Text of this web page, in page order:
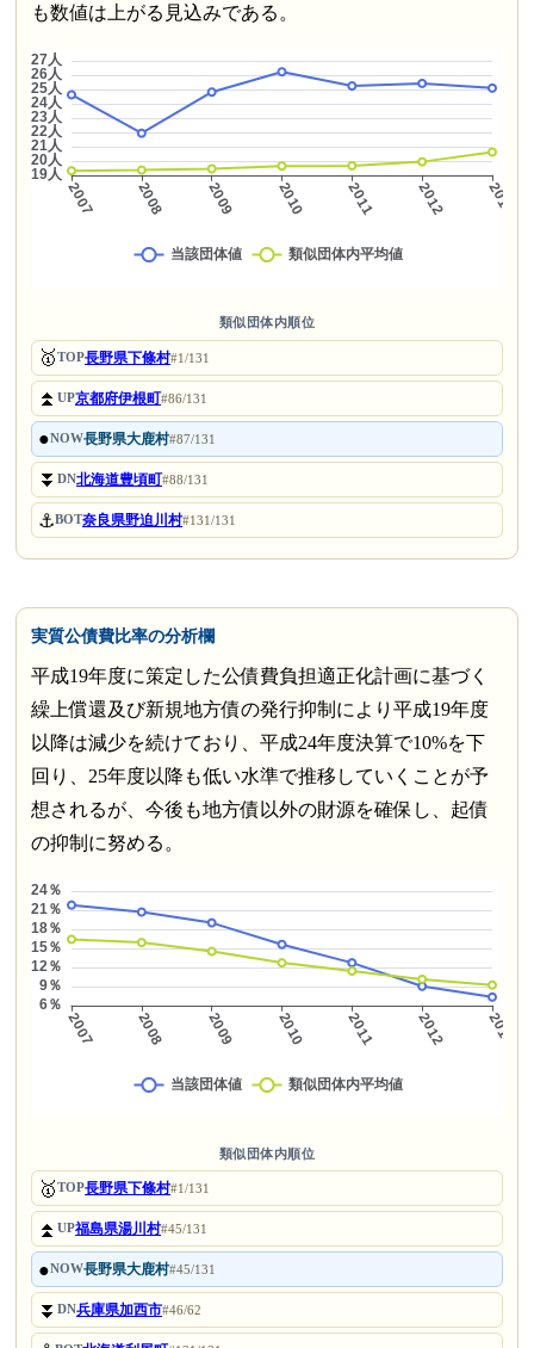
も数値は上がる見込みである。
類似団体内順位
🥇TOP長野県下條村#1/131
⏫UP京都府伊根町#86/131
●NOW長野県大鹿村#87/131
⏬DN北海道豊頃町#88/131
⚓BOT奈良県野迫川村#131/131
実質公債費比率の分析欄
平成19年度に策定した公債費負担適正化計画に基づく
繰上償還及び新規地方債の発行抑制により平成19年度
以降は減少を続けており、平成24年度決算で10%を下
回り、25年度以降も低い水準で推移していくことが予
想されるが、今後も地方債以外の財源を確保し、起債
の抑制に努める。
類似団体内順位
🥇TOP長野県下條村#1/131
⏫UP福島県湯川村#45/131
●NOW長野県大鹿村#45/131
⏬DN兵庫県加西市#46/62